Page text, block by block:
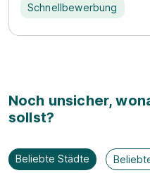
Schnellbewerbung
Noch unsicher,
sollst?
Beliebte Städte